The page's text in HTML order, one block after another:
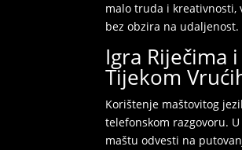
malo truda i kreativnosti,
bez obzira na udaljenost.
Igra Riječima
Tijekom
Korištenje maštovitog
telefonskom razgovoru.
maštu odvesti na